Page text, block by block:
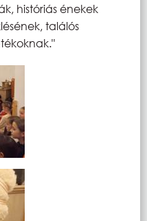
históriás énekek
találós